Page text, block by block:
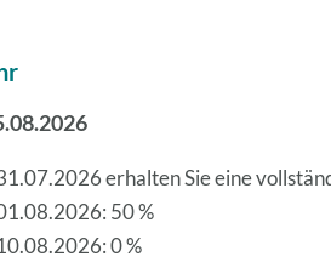
erhalten Sie eine
50 %
0 %